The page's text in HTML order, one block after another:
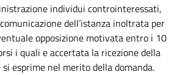
individui controinteressati,
dell’istanza inoltrata per
opposizione motivata entro i 10
i quali e accertata la ricezione della
esprime nel merito della domanda.